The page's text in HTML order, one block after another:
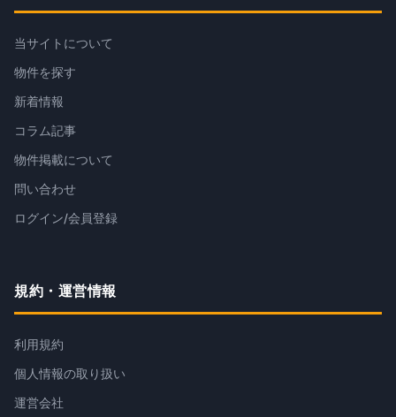
当サイトについて
物件を探す
新着情報
コラム記事
物件掲載について
問い合わせ
ログイン/会員登録
規約・運営情報
利用規約
個人情報の取り扱い
運営会社